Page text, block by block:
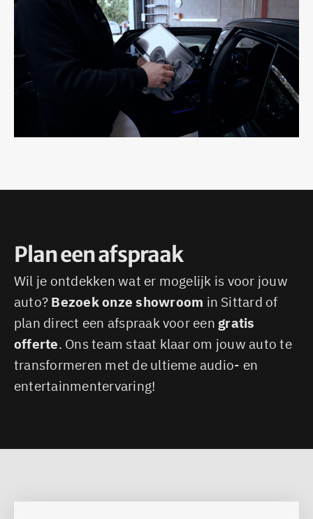
Plan een afspraak
Wil je ontdekken wat er mogelijk is voor jouw
auto? Bezoek onze showroom in Sittard of
plan direct een afspraak voor een gratis
offerte. Ons team staat klaar om jouw auto te
transformeren met de ultieme audio- en
entertainmentervaring!